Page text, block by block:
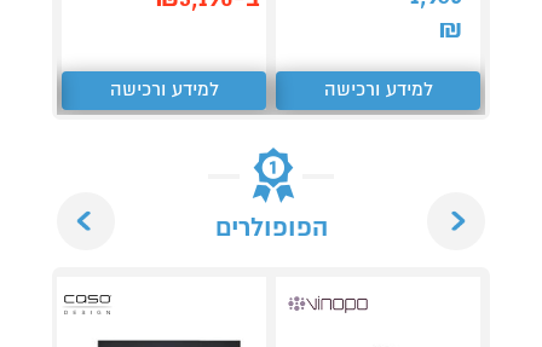
₪
למידע ורכישה למידע ורכישה
הפופולרים